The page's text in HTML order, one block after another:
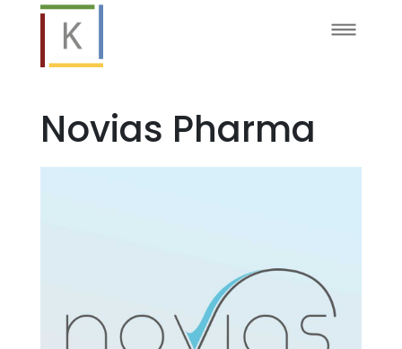
Novias Pharma